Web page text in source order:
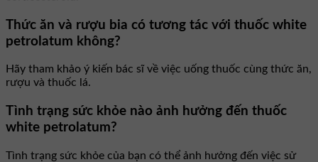
Thức ăn và rượu bia có tương tác với thuốc white
petrolatum không?
Hãy tham khảo ý kiến bác sĩ về việc uống thuốc cùng thức ăn,
rượu và thuốc lá.
Tình trạng sức khỏe nào ảnh hưởng đến thuốc
white petrolatum?
Tình trạng sức khỏe của bạn có thể ảnh hưởng đến việc sử